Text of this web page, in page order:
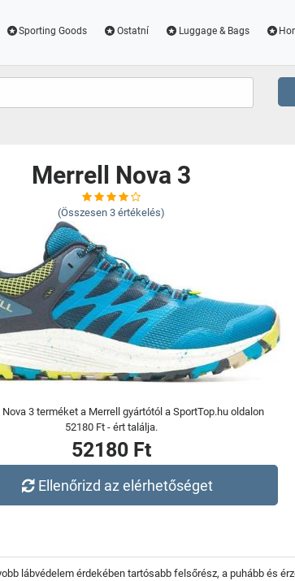
Sporting Goods Ostatní Luggage & Bags
Merrell Nova 3
(Összesen 3 értékelés)
Nova 3 terméket a Merrell gyártótól a SportTop.hu oldalon
52180 Ft - ért találja.
52180 Ft
Ellenőrizd az elérhetőséget
lábvédelem érdekében tartósabb felsőrész, a puhább és